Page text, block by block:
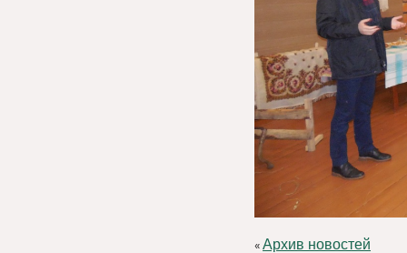
«Архив новостей